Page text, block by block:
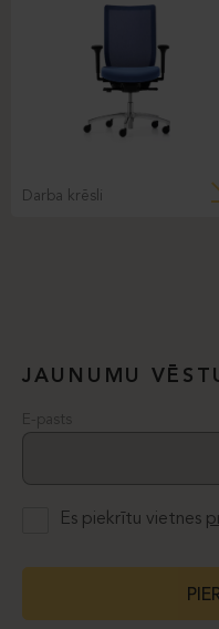
Darba krēsli
JAUNUMU
E-pasts
Es piekrītu vietnes